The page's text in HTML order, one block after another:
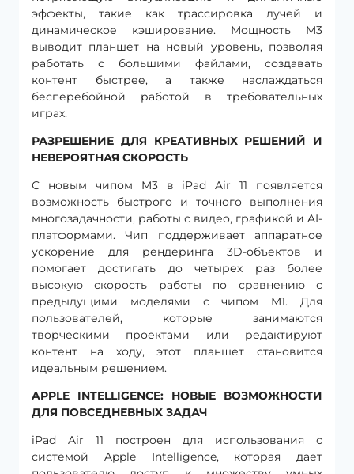
эффекты, такие как трассировка лучей и
динамическое кэширование. Мощность M3
выводит планшет на новый уровень, позволяя
работать с большими файлами, создавать
контент быстрее, а также наслаждаться
бесперебойной работой в требовательных
играх.
РАЗРЕШЕНИЕ ДЛЯ КРЕАТИВНЫХ РЕШЕНИЙ И
НЕВЕРОЯТНАЯ СКОРОСТЬ
С новым чипом M3 в iPad Air 11 появляется
возможность быстрого и точного выполнения
многозадачности, работы с видео, графикой и AI-
платформами. Чип поддерживает аппаратное
ускорение для рендеринга 3D-объектов и
помогает достигать до четырех раз более
высокую скорость работы по сравнению с
предыдущими моделями с чипом M1. Для
пользователей, которые занимаются
творческими проектами или редактируют
контент на ходу, этот планшет становится
идеальным решением.
APPLE INTELLIGENCE: НОВЫЕ ВОЗМОЖНОСТИ
ДЛЯ ПОВСЕДНЕВНЫХ ЗАДАЧ
iPad Air 11 построен для использования с
системой Apple Intelligence, которая дает